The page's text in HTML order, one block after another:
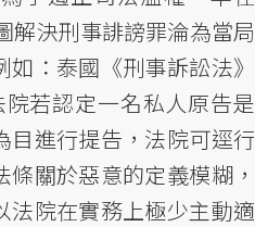
解決刑事誹謗罪淪為當局
：泰國《刑事訴訟法》
若認定一名私人原告是
目進行提告，法院可逕行
關於惡意的定義模糊，
法院在實務上極少主動適